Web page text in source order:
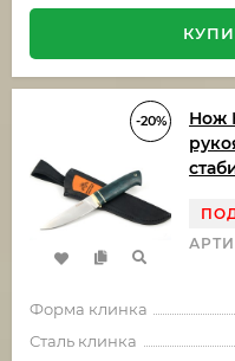
-20%
Нож
Форма клинка
Сталь клинка